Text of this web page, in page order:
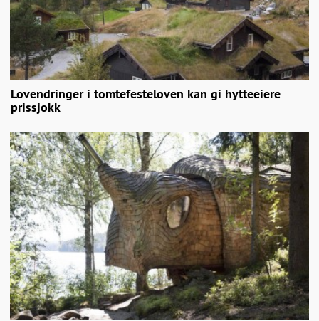
Lovendringer i tomtefesteloven kan gi hytteeiere
prissjokk